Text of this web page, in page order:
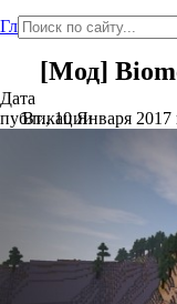
Главная
[Мод]
Дата
публикации
Вт., 10 Января 2017